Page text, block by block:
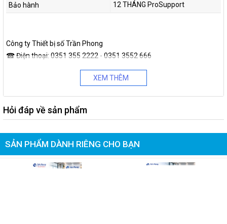
Bảo hành
12 THÁNG ProSupport
Công ty Thiết bị số Trần Phong
☎Điện thoại: 0351 355 2222 - 0351 3552 666
131 Quy Lưu, Phủ Lý, Hà Nam (Đối điện Cổng trường Cao đẳng
Website:
www.tranphong.com.vn
Fanpage:
https://www.facebook.com/tranphong.com.vn
XEM THÊM
Hỏi đáp về sản phẩm
SẢN PHẨM DÀNH RIÊNG CHO BẠN